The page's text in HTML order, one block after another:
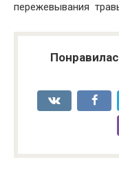
пережевывания